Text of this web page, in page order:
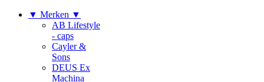
▼ Merken ▼
AB Lifestyle
- caps
Cayler &
Sons
DEUS Ex
Machina